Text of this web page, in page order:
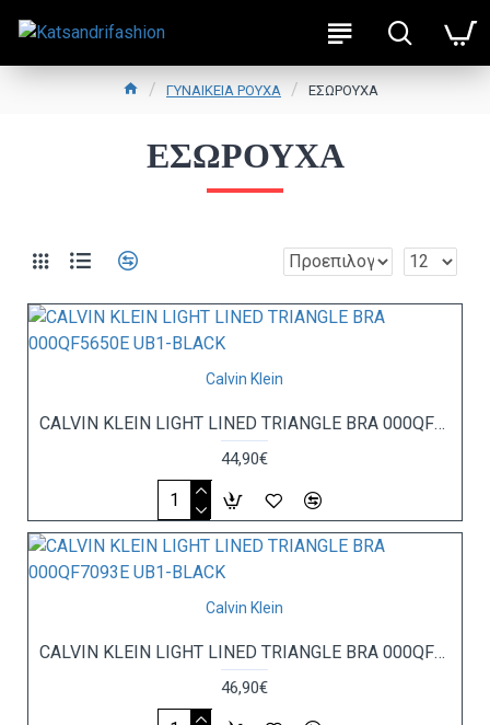
ΓΥΝΑΙΚΕΙΑ ΡΟΥΧΑ ΕΣΩΡΟΥΧΑ
ΕΣΩΡΟΥΧΑ
Calvin Klein
CALVIN KLEIN LIGHT LINED TRIANGLE BRA 000QF5650E UB1-BLACK
44,90€
Calvin Klein
CALVIN KLEIN LIGHT LINED TRIANGLE BRA 000QF7093E UB1-BLACK
46,90€